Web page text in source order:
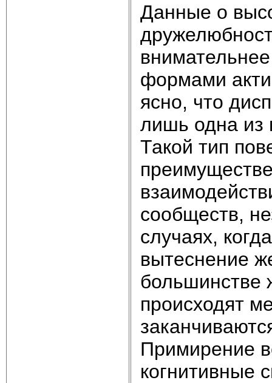
Данные о
формами
ясно, что
лишь одна из
Такой тип
сообществ,
случаях,
вытеснение
большинстве
происходят
Примирение
когнитивные